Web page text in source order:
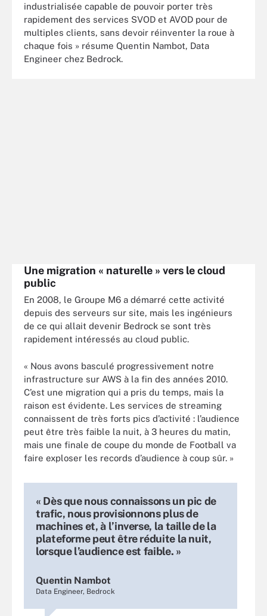
industrialisée capable de pouvoir porter très
rapidement des services SVOD et AVOD pour de
multiples clients, sans devoir réinventer la roue à
chaque fois » résume Quentin Nambot, Data
Engineer chez Bedrock.
Une migration « naturelle » vers le cloud
public
En 2008, le Groupe M6 a démarré cette activité
depuis des serveurs sur site, mais les ingénieurs
de ce qui allait devenir Bedrock se sont très
rapidement intéressés au cloud public.
« Nous avons basculé progressivement notre
infrastructure sur AWS à la fin des années 2010.
C’est une migration qui a pris du temps, mais la
raison est évidente. Les services de streaming
connaissent de très forts pics d’activité : l’audience
peut être très faible la nuit, à 3 heures du matin,
mais une finale de coupe du monde de Football va
faire exploser les records d’audience à coup sûr. »
« Dès que nous connaissons un pic de
trafic, nous provisionnons plus de
machines et, à l’inverse, la taille de la
plateforme peut être réduite la nuit,
lorsque l’audience est faible. »
Quentin Nambot
Data Engineer, Bedrock